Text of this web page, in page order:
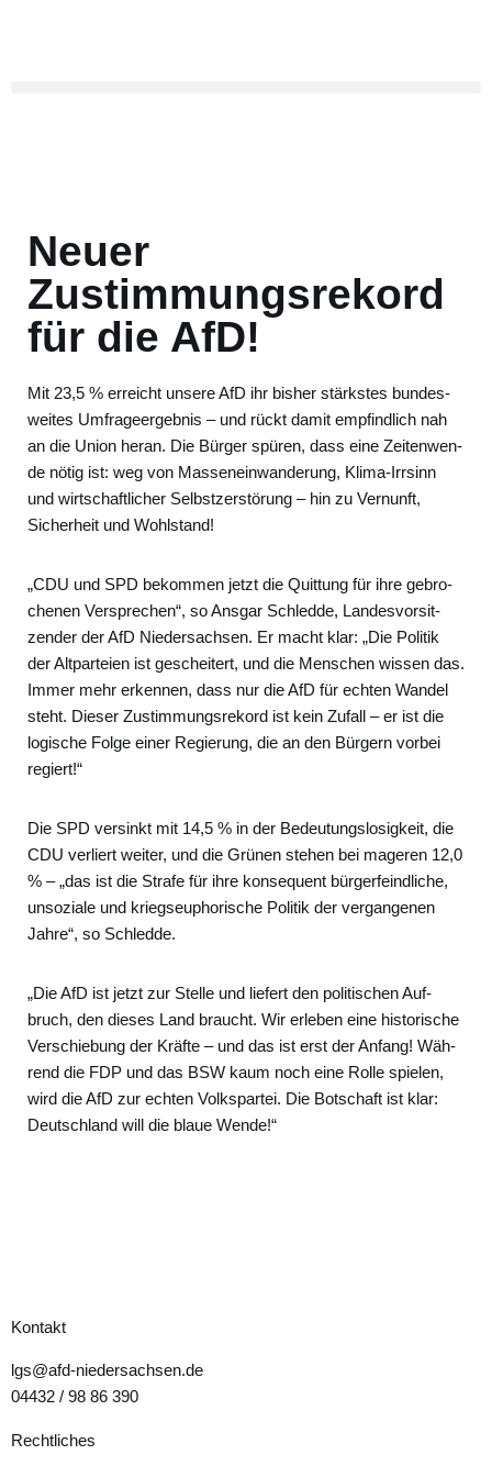
Neuer
Zustimmungsrekord
für die AfD!
Mit 23,5 % erreicht unse­re AfD ihr bis­her stärks­tes bun­des­
wei­tes Umfra­ge­er­geb­nis – und rückt damit emp­find­lich nah
an die Uni­on her­an. Die Bür­ger spü­ren, dass eine Zei­ten­wen­
de nötig ist: weg von Mas­sen­ein­wan­de­rung, Kli­ma-Irr­sinn
und wirt­schaft­li­cher Selbst­zer­stö­rung – hin zu Ver­nunft,
Sicher­heit und Wohl­stand!
„CDU und SPD bekom­men jetzt die Quit­tung für ihre gebro­
che­nen Ver­spre­chen“, so Ans­gar Schled­de, Lan­des­vor­sit­
zen­der der AfD Nie­der­sach­sen. Er macht klar: „Die Poli­tik
der Alt­par­tei­en ist geschei­tert, und die Men­schen wis­sen das.
Immer mehr erken­nen, dass nur die AfD für ech­ten Wan­del
steht. Die­ser Zustim­mungs­re­kord ist kein Zufall – er ist die
logi­sche Fol­ge einer Regie­rung, die an den Bür­gern vor­bei
regiert!“
Die SPD ver­sinkt mit 14,5 % in der Bedeu­tungs­lo­sig­keit, die
CDU ver­liert wei­ter, und die Grü­nen ste­hen bei mage­ren 12,0
% – „das ist die Stra­fe für ihre kon­se­quent bür­ger­feind­li­che,
unso­zia­le und kriegs­eu­pho­ri­sche Poli­tik der ver­gan­ge­nen
Jah­re“, so Schled­de.
„Die AfD ist jetzt zur Stel­le und lie­fert den poli­ti­schen Auf­
bruch, den die­ses Land braucht. Wir erle­ben eine his­to­ri­sche
Ver­schie­bung der Kräf­te – und das ist erst der Anfang! Wäh­
rend die FDP und das BSW kaum noch eine Rol­le spie­len,
wird die AfD zur ech­ten Volks­par­tei. Die Bot­schaft ist klar:
Deutsch­land will die blaue Wen­de!“
Kontakt
lgs@afd-niedersachsen.de
04432 / 98 86 390
Rechtliches